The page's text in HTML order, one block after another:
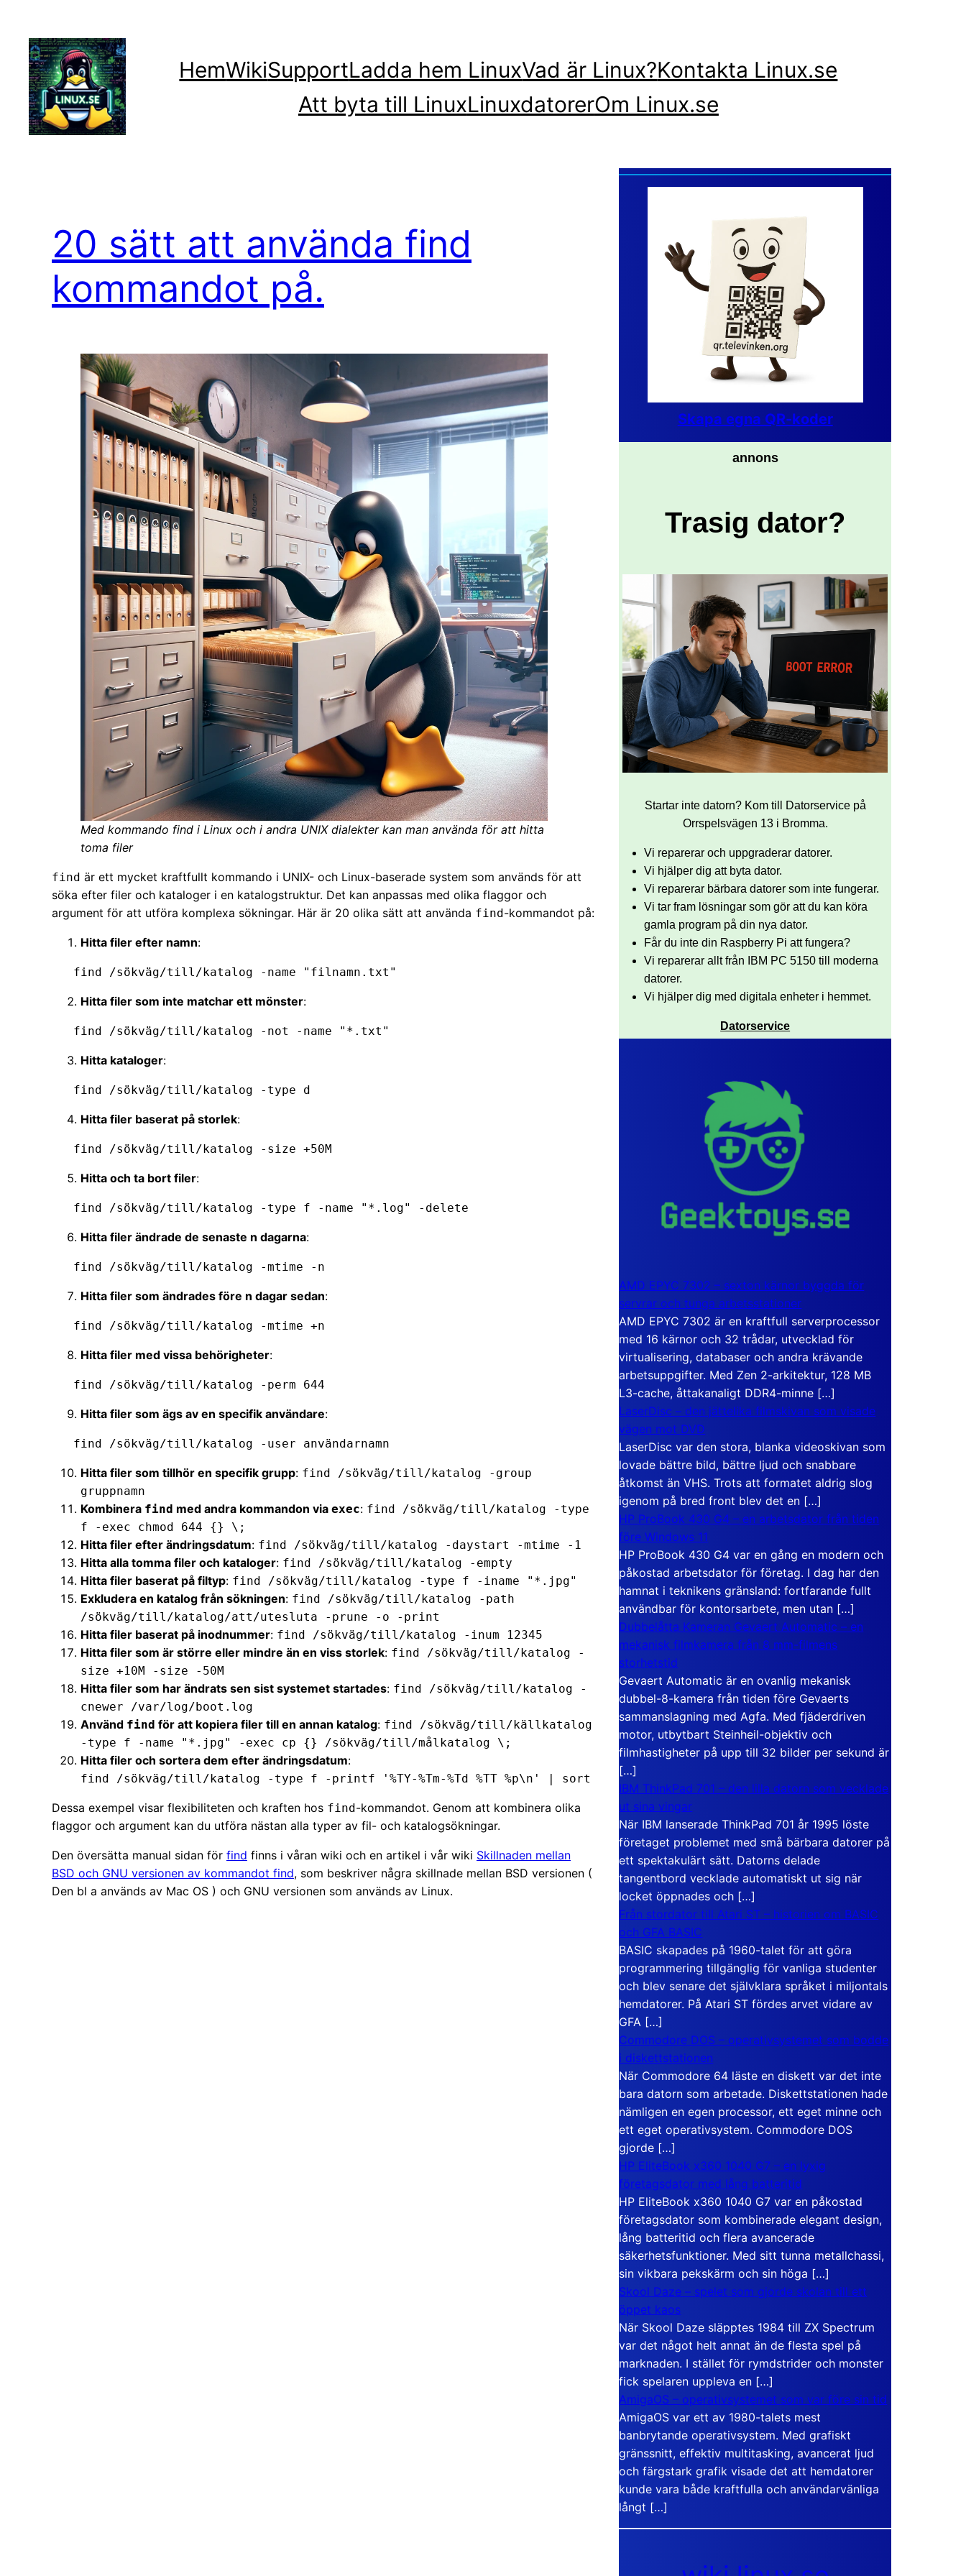
innehåll
HemWikiSupportLadda hem LinuxVad är Linux?Kontakta Linux.se
Att byta till LinuxLinuxdatorerOm Linux.se
20 sätt att använda find
kommandot på.
Med kommando find i Linux och i andra UNIX dialekter kan man använda för att hitta
toma filer
find är ett mycket kraftfullt kommando i UNIX- och Linux-baserade system som används för att
söka efter filer och kataloger i en katalogstruktur. Det kan anpassas med olika flaggor och
argument för att utföra komplexa sökningar. Här är 20 olika sätt att använda find-kommandot på:
Hitta filer efter namn:
   find /sökväg/till/katalog -name "filnamn.txt"
Hitta filer som inte matchar ett mönster:
   find /sökväg/till/katalog -not -name "*.txt"
Hitta kataloger:
   find /sökväg/till/katalog -type d
Hitta filer baserat på storlek:
   find /sökväg/till/katalog -size +50M
Hitta och ta bort filer:
   find /sökväg/till/katalog -type f -name "*.log" -delete
Hitta filer ändrade de senaste n dagarna:
   find /sökväg/till/katalog -mtime -n
Hitta filer som ändrades före n dagar sedan:
   find /sökväg/till/katalog -mtime +n
Hitta filer med vissa behörigheter:
   find /sökväg/till/katalog -perm 644
Hitta filer som ägs av en specifik användare:
   find /sökväg/till/katalog -user användarnamn
Hitta filer som tillhör en specifik grupp: find /sökväg/till/katalog -group
gruppnamn
Kombinera find med andra kommandon via exec: find /sökväg/till/katalog -type
f -exec chmod 644 {} \;
Hitta filer efter ändringsdatum: find /sökväg/till/katalog -daystart -mtime -1
Hitta alla tomma filer och kataloger: find /sökväg/till/katalog -empty
Hitta filer baserat på filtyp: find /sökväg/till/katalog -type f -iname "*.jpg"
Exkludera en katalog från sökningen: find /sökväg/till/katalog -path
/sökväg/till/katalog/att/utesluta -prune -o -print
Hitta filer baserat på inodnummer: find /sökväg/till/katalog -inum 12345
Hitta filer som är större eller mindre än en viss storlek: find /sökväg/till/katalog -
size +10M -size -50M
Hitta filer som har ändrats sen sist systemet startades: find /sökväg/till/katalog -
cnewer /var/log/boot.log
Använd find för att kopiera filer till en annan katalog: find /sökväg/till/källkatalog
-type f -name "*.jpg" -exec cp {} /sökväg/till/målkatalog \;
Hitta filer och sortera dem efter ändringsdatum:
find /sökväg/till/katalog -type f -printf '%TY-%Tm-%Td %TT %p\n' | sort
Dessa exempel visar flexibiliteten och kraften hos find-kommandot. Genom att kombinera olika
flaggor och argument kan du utföra nästan alla typer av fil- och katalogsökningar.
Den översätta manual sidan för find finns i våran wiki och en artikel i vår wiki Skillnaden mellan
BSD och GNU versionen av kommandot find, som beskriver några skillnade mellan BSD versionen (
Den bl a används av Mac OS ) och GNU versionen som används av Linux.
Skapa egna QR-koder
annons
Trasig dator?
Startar inte datorn? Kom till Datorservice på
Orrspelsvägen 13 i Bromma.
Vi reparerar och uppgraderar datorer.
Vi hjälper dig att byta dator.
Vi reparerar bärbara datorer som inte fungerar.
Vi tar fram lösningar som gör att du kan köra
gamla program på din nya dator.
Får du inte din Raspberry Pi att fungera?
Vi reparerar allt från IBM PC 5150 till moderna
datorer.
Vi hjälper dig med digitala enheter i hemmet.
Datorservice
AMD EPYC 7302 – sexton kärnor byggda för
servrar och tunga arbetsstationer
AMD EPYC 7302 är en kraftfull serverprocessor
med 16 kärnor och 32 trådar, utvecklad för
virtualisering, databaser och andra krävande
arbetsuppgifter. Med Zen 2-arkitektur, 128 MB
L3-cache, åttakanaligt DDR4-minne […]
LaserDisc – den jättelika filmskivan som visade
vägen mot DVD
LaserDisc var den stora, blanka videoskivan som
lovade bättre bild, bättre ljud och snabbare
åtkomst än VHS. Trots att formatet aldrig slog
igenom på bred front blev det en […]
HP ProBook 430 G4 – en arbetsdator från tiden
före Windows 11
HP ProBook 430 G4 var en gång en modern och
påkostad arbetsdator för företag. I dag har den
hamnat i teknikens gränsland: fortfarande fullt
användbar för kontorsarbete, men utan […]
Dubbelåtta Kameran Gevaert Automatic – en
mekanisk filmkamera från 8 mm-filmens
storhetstid
Gevaert Automatic är en ovanlig mekanisk
dubbel-8-kamera från tiden före Gevaerts
sammanslagning med Agfa. Med fjäderdriven
motor, utbytbart Steinheil-objektiv och
filmhastigheter på upp till 32 bilder per sekund är
[…]
IBM ThinkPad 701 – den lilla datorn som vecklade
ut sina vingar
När IBM lanserade ThinkPad 701 år 1995 löste
företaget problemet med små bärbara datorer på
ett spektakulärt sätt. Datorns delade
tangentbord vecklade automatiskt ut sig när
locket öppnades och […]
Från stordator till Atari ST – historien om BASIC
och GFA BASIC
BASIC skapades på 1960-talet för att göra
programmering tillgänglig för vanliga studenter
och blev senare det självklara språket i miljontals
hemdatorer. På Atari ST fördes arvet vidare av
GFA […]
Commodore DOS – operativsystemet som bodde
i diskettstationen
När Commodore 64 läste en diskett var det inte
bara datorn som arbetade. Diskettstationen hade
nämligen en egen processor, ett eget minne och
ett eget operativsystem. Commodore DOS
gjorde […]
HP EliteBook x360 1040 G7 – en lyxig
företagsdator med lång batteritid
HP EliteBook x360 1040 G7 var en påkostad
företagsdator som kombinerade elegant design,
lång batteritid och flera avancerade
säkerhetsfunktioner. Med sitt tunna metallchassi,
sin vikbara pekskärm och sin höga […]
Skool Daze – spelet som gjorde skolan till ett
öppet kaos
När Skool Daze släpptes 1984 till ZX Spectrum
var det något helt annat än de flesta spel på
marknaden. I stället för rymdstrider och monster
fick spelaren uppleva en […]
AmigaOS – operativsystemet som var före sin tid
AmigaOS var ett av 1980-talets mest
banbrytande operativsystem. Med grafiskt
gränssnitt, effektiv multitasking, avancerat ljud
och färgstark grafik visade det att hemdatorer
kunde vara både kraftfulla och användarvänliga
långt […]